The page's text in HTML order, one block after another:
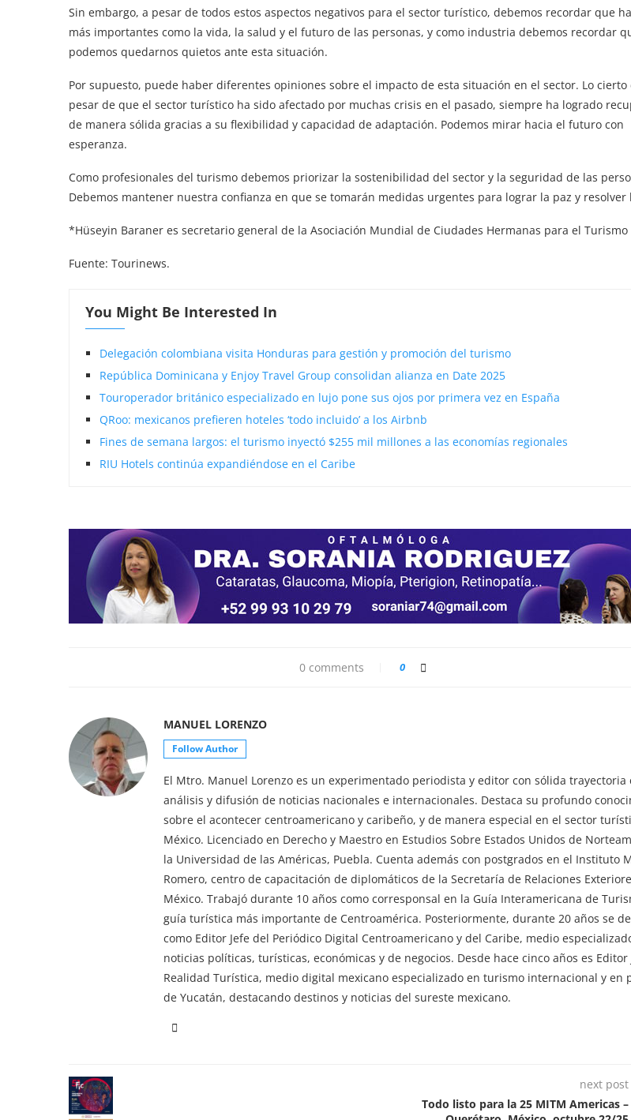
Sin embargo, a pesar de todos estos aspectos negativos para el sector turístico, debemos recordar que
más importantes como la vida, la salud y el futuro de las personas, y como industria debemos recordar
podemos quedarnos quietos ante esta situación.
Por supuesto, puede haber diferentes opiniones sobre el impacto de esta situación en el sector. Lo cierto
pesar de que el sector turístico ha sido afectado por muchas crisis en el pasado, siempre ha logrado
de manera sólida gracias a su flexibilidad y capacidad de adaptación. Podemos mirar hacia el futuro con
esperanza.
Como profesionales del turismo debemos priorizar la sostenibilidad del sector y la seguridad de las
Debemos mantener nuestra confianza en que se tomarán medidas urgentes para lograr la paz y resolver
*Hüseyin Baraner es secretario general de la Asociación Mundial de Ciudades Hermanas para el Turismo
Fuente: Tourinews.
You Might Be Interested In
Delegación colombiana visita Honduras para gestión y promoción del turismo
República Dominicana y Enjoy Travel Group consolidan alianza en Date 2025
Touroperador británico especializado en lujo pone sus ojos por primera vez en España
QRoo: mexicanos prefieren hoteles ‘todo incluido’ a los Airbnb
Fines de semana largos: el turismo inyectó $255 mil millones a las economías regionales
RIU Hotels continúa expandiéndose en el Caribe
0 comments 0
MANUEL LORENZO
Follow Author
El Mtro. Manuel Lorenzo es un experimentado periodista y editor con sólida trayectoria
análisis y difusión de noticias nacionales e internacionales. Destaca su profundo
sobre el acontecer centroamericano y caribeño, y de manera especial en el sector
México. Licenciado en Derecho y Maestro en Estudios Sobre Estados Unidos de
la Universidad de las Américas, Puebla. Cuenta además con postgrados en el Instituto
Romero, centro de capacitación de diplomáticos de la Secretaría de Relaciones
México. Trabajó durante 10 años como corresponsal en la Guía Interamericana de
guía turística más importante de Centroamérica. Posteriormente, durante 20 años se
como Editor Jefe del Periódico Digital Centroamericano y del Caribe, medio
noticias políticas, turísticas, económicas y de negocios. Desde hace cinco años es Editor
Realidad Turística, medio digital mexicano especializado en turismo internacional y en
de Yucatán, destacando destinos y noticias del sureste mexicano.
next post
Todo listo para la 25 MITM Americas –